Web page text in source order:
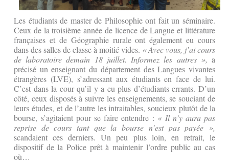
Les étudiants de master de Philosophie ont fait un séminaire.
Ceux de la troisième année de licence de Langue et littérature
françaises et de Géographie rurale ont également eu cours
dans des salles de classe à moitié vides. « Avec vous, j’ai cours
de laboratoire demain 18 juillet. Informez les autres », a
précisé un enseignant du département des Langues vivantes
étrangères (LVE), s’adressant aux étudiants en face de lui.
C’est dans la cour qu’il y a eu plus d’étudiants errants. D’un
côté, ceux disposés à suivre les enseignements, se souciant de
leurs études, et de l’autre les intraitables, soucieux plutôt de la
bourse, s’agitaient pour se faire entendre : « Il n’y aura pas
reprise de cours tant que la bourse n’est pas payée »,
scandaient ces derniers. Un peu plus loin, en retrait, le
dispositif de la Police prêt à maintenir l’ordre public au cas
où…